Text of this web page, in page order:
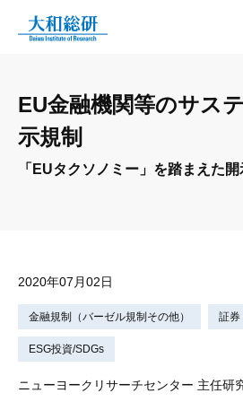
EU金融機関等のサス
示規制
「EUタクソノミー」を踏まえた
2020年07月02日
金融規制（バーゼル規制その他） 証券
ESG投資/SDGs
ニューヨークリサーチセンター 主任研